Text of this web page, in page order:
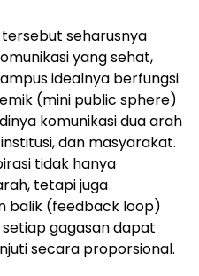
seharusnya
yang sehat,
idealnya berfungsi
(mini public sphere)
komunikasi dua arah
dan masyarakat.
tidak hanya
tetapi juga
balik (feedback loop)
gagasan dapat
secara proporsional.